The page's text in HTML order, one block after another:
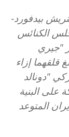
بيدفورد-
الكنائس
"جيري
قلقهما إزاء
"دونالد
البنية
المتوعد